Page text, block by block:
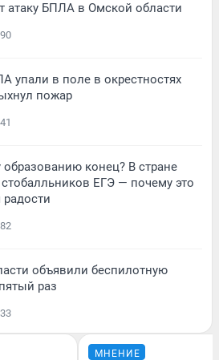
атаку БПЛА в Омской области
90
упали в поле в окрестностях
пожар
41
конец? В стране
стобалльников ЕГЭ — почему это
82
объявили беспилотную
раз
33
МНЕНИЕ